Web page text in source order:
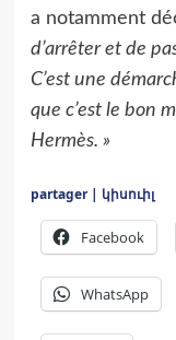
a notamment
d’arrêter et de
C’est une
que c’est le bon
Hermès. »
partager | կիսուիլ
Facebook
WhatsApp